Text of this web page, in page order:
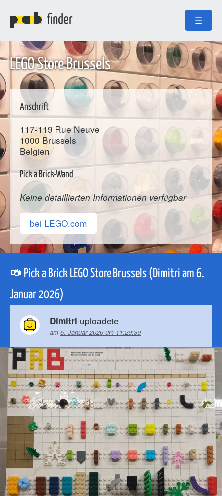
finder ☰
LEGO Store Brussels
Anschrift
117-119 Rue Neuve
1000 Brussels
Belgien
Pick a Brick-Wand
Keine detaillierten Informationen verfügbar
bei LEGO.com
Pick a Brick LEGO Store Brussels (Dimitri am 6.
Januar 2026)
Dimitri uploadete
am 6. Januar 2026 um 11:29:39